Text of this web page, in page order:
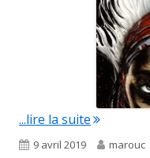
...lire la suite"De sang
Published
9 avril 2019 Author
marouc